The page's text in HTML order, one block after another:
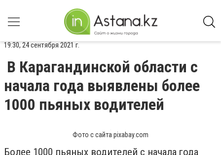
19:30, 24 сентября 2021 г.
В Карагандинской области с
начала года выявлены более
1000 пьяных водителей
Фото с сайта pixabay.com
Более 1000 пьяных водителей с начала года